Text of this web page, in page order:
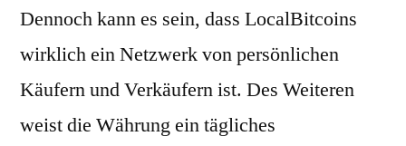
Dennoch kann es sein, dass LocalBitcoins
wirklich ein Netzwerk von persönlichen
Käufern und Verkäufern ist. Des Weiteren
weist die Währung ein tägliches